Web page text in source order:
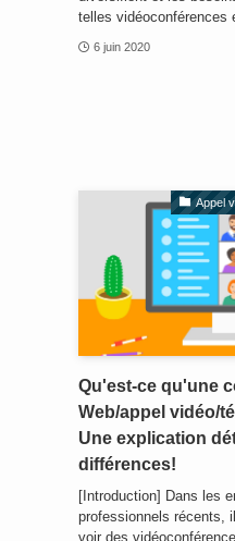
telles vidéoconférences
6 juin 2020
Appel
Qu'est-ce qu'une
Web/appel vidéo/
Une explication
différences!
[Introduction] Dans les
professionnels récents,
voir des